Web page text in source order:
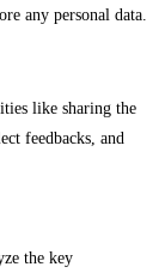
any personal data.
like sharing the
feedbacks, and
the key